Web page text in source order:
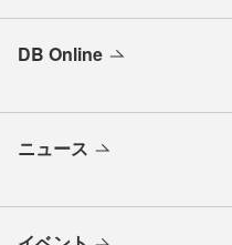
DB Online
ニュース